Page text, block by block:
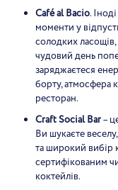
Café al Bacio.
моменти у
солодких
чудовий день
заряджаєтеся
борту, атмосфера
ресторан.
Craft Social Bar–
Ви шукаєте
та широкий вибір
сертифікованим
коктейлів.